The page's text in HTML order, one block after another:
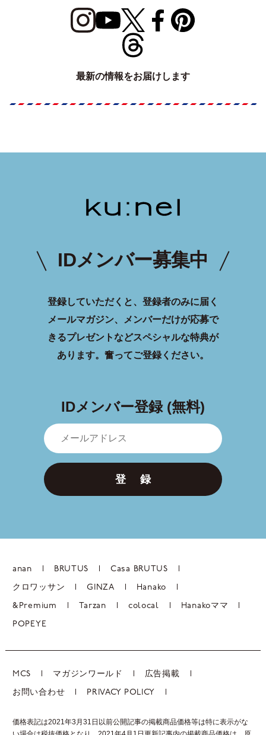
最新の情報をお届けします
IDメンバー募集中
登録していただくと、登録者のみに届く
メールマガジン、メンバーだけが応募で
きるプレゼントなどスペシャルな特典が
あります。 奮ってご登録ください。
IDメンバー登録 (無料)
登 録
anan BRUTUS Casa BRUTUS
クロワッサン GINZA Hanako
&Premium Tarzan colocal Hanakoママ
POPEYE
MCS マガジンワールド 広告掲載
お問い合わせ PRIVACY POLICY
価格表記は2021年3月31日以前公開記事の掲載商品価格等は特に表示がな